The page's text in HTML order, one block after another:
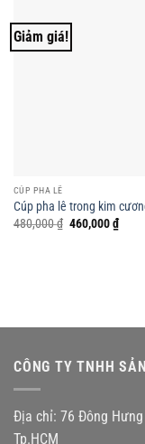
Giảm giá!
CÚP PHA LÊ
Cúp pha lê trong kim
480,000₫ Giá
460,000₫Giá
hiện
CÔNG TY TNHH
Địa chỉ: 76 Đông Hưng
Tp.HCM